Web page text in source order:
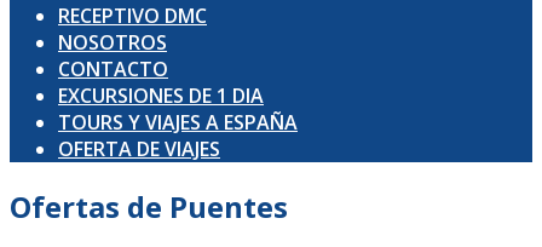
RECEPTIVO DMC
NOSOTROS
CONTACTO
EXCURSIONES DE 1 DIA
TOURS Y VIAJES A ESPAÑA
OFERTA DE VIAJES
Ofertas de Puentes